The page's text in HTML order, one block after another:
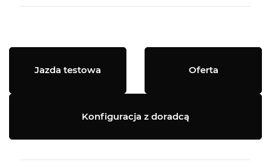
Jazda testowa Oferta
Konfiguracja z doradcą